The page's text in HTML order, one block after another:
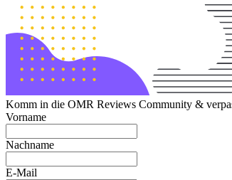
Komm in die OMR Reviews Community &
Vorname
Nachname
E-Mail